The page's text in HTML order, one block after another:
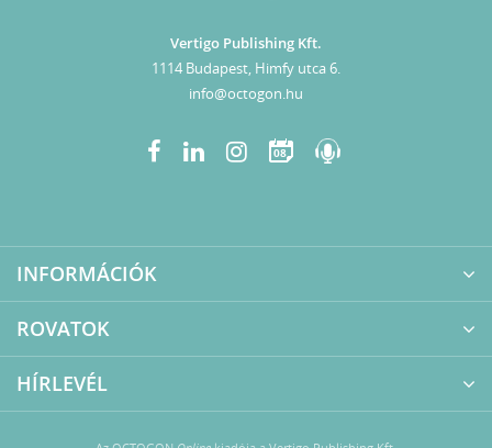
Vertigo Publishing Kft.
1114 Budapest, Himfy utca 6.
info@octogon.hu
08
INFORMÁCIÓK
ROVATOK
HÍRLEVÉL